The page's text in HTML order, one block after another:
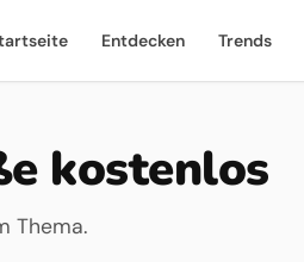
Entdecken Trends
kostenlos
Thema.